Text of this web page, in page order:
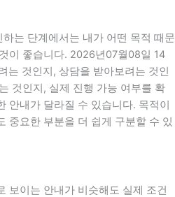
는 단계에서는 내가 어떤 목적 때문
이 좋습니다. 2026년07월08일 14
는 것인지, 상담을 받아보려는 것인
것인지, 실제 진행 가능 여부를 확
안내가 달라질 수 있습니다. 목적이
중요한 부분을 더 쉽게 구분할 수 있
보이는 안내가 비슷해도 실제 조건